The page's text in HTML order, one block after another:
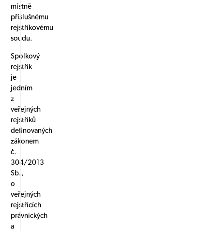
místně
příslušnému
rejstříkovému
soudu.
Spolkový
rejstřík
je
jedním
z
veřejných
rejstříků
definovaných
zákonem
č.
304/2013
Sb.,
o
veřejných
rejstřících
právnických
a